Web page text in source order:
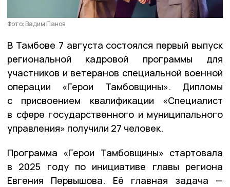
Фото: Вадим Панов
В Тамбове 7 августа состоялся первый выпуск
региональной кадровой программы для
участников и ветеранов специальной военной
операции «Герои Тамбовщины». Дипломы
с присвоением квалификации «Специалист
в сфере государственного и муниципального
управления» получили 27 человек.
Программа «Герои Тамбовщины» стартовала
в 2025 году по инициативе главы региона
Евгения Первышова. Её главная задача —